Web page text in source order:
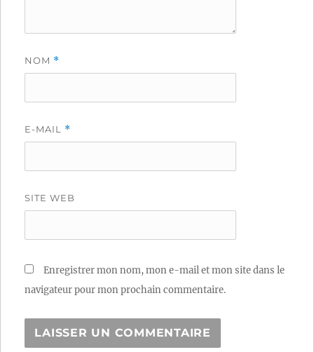
NOM *
E-MAIL *
SITE WEB
Enregistrer mon nom, mon e-mail et mon site dans le
navigateur pour mon prochain commentaire.